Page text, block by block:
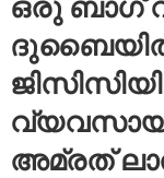
ഒരു ബാഗ്
ദുബൈയിൽ
അമ്രത്